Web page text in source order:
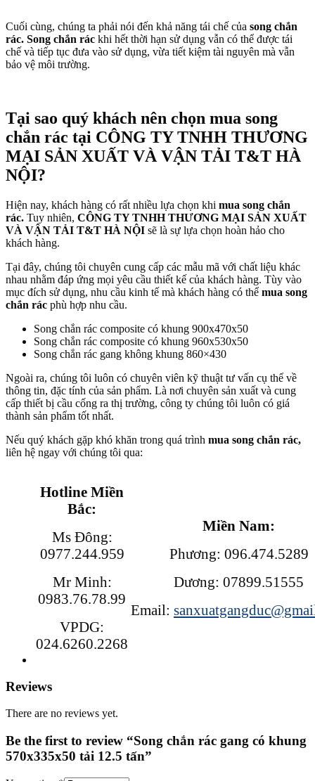
Cuối cùng, chúng ta phải nói đến khả năng tái chế của song chắn
rác. Song chắn rác khi hết thời hạn sử dụng vẫn có thể được tái
chế và tiếp tục đưa vào sử dụng, vừa tiết kiệm tài nguyên mà vẫn
bảo vệ môi trường.
Tại sao quý khách nên chọn mua song
chắn rác tại CÔNG TY TNHH THƯƠNG
MẠI SẢN XUẤT VÀ VẬN TẢI T&T HÀ
NỘI?
Hiện nay, khách hàng có rất nhiều lựa chọn khi mua song chắn
rác. Tuy nhiên, CÔNG TY TNHH THƯƠNG MẠI SẢN XUẤT
VÀ VẬN TẢI T&T HÀ NỘI sẽ là sự lựa chọn hoàn hảo cho
khách hàng.
Tại đây, chúng tôi chuyên cung cấp các mẫu mã với chất liệu khác
nhau nhằm đáp ứng mọi yêu cầu thiết kế của khách hàng. Tùy vào
mục đích sử dụng, nhu cầu kinh tế mà khách hàng có thể mua song
chắn rác phù hợp nhu cầu.
Song chắn rác composite có khung 900x470x50
Song chắn rác composite có khung 960x530x50
Song chắn rác gang không khung 860×430
Ngoài ra, chúng tôi luôn có chuyên viên kỹ thuật tư vấn cụ thể về
thông tin, đặc tính của sản phẩm. Là nơi chuyên sản xuất và cung
cấp thiết bị cầu cống ra thị trường, công ty chúng tôi luôn có giá
thành sản phẩm tốt nhất.
Nếu quý khách gặp khó khăn trong quá trình mua song chắn rác,
liên hệ ngay với chúng tôi qua:
Hotline Miền
Bắc:
Ms Đông:
0977.244.959
Mr Minh:
0983.76.78.99
VPDG:
024.6260.2268
Miền Nam:
Phương: 096.474.5289
Dương: 07899.51555
Email:
Reviews
There are no reviews yet.
Be the first to review “Song chắn rác gang có khung
570x335x50 tải 12.5 tấn”